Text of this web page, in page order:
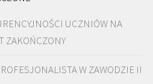
UCZNIÓW NA
ZAKOŃCZONY
W ZAWODZIE II